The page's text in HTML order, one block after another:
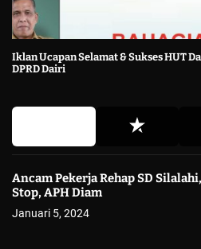
Iklan Ucapan Selamat & Sukses HUT
DPRD Dairi
Ancam Pekerja Rehap SD
Stop, APH Diam
Januari 5, 2024